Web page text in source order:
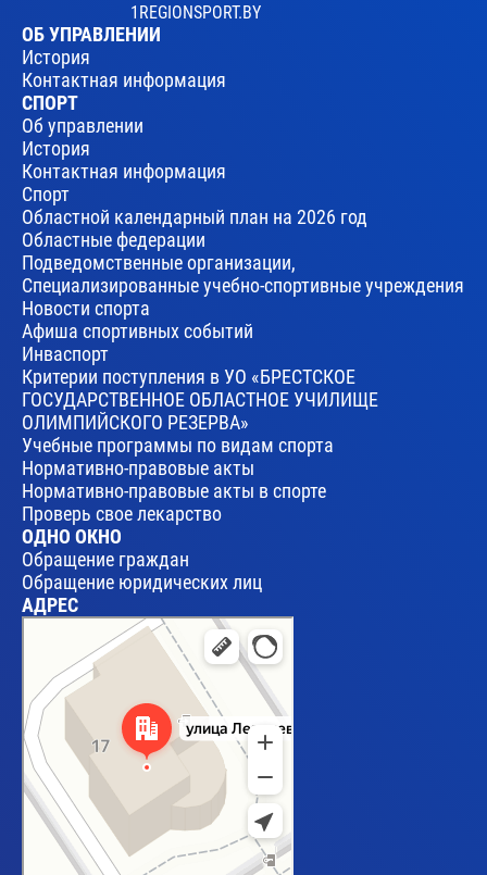
1REGIONSPORT.BY
ОБ УПРАВЛЕНИИ
История
Контактная информация
СПОРТ
Об управлении
История
Контактная информация
Спорт
Областной календарный план на 2026 год
Областные федерации
Подведомственные организации,
Специализированные учебно-спортивные учреждения
Новости спорта
Афиша спортивных событий
Инваспорт
Критерии поступления в УО «БРЕСТСКОЕ
ГОСУДАРСТВЕННОЕ ОБЛАСТНОЕ УЧИЛИЩЕ
ОЛИМПИЙСКОГО РЕЗЕРВА»
Учебные программы по видам спорта
Нормативно-правовые акты
Нормативно-правовые акты в спорте
Проверь свое лекарство
ОДНО ОКНО
Обращение граждан
Обращение юридических лиц
АДРЕС
Брест
Улица Леваневского, 17 — Яндекс Карты